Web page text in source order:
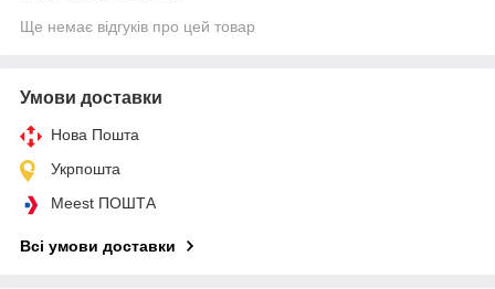
Ще немає відгуків про цей товар
Умови доставки
Нова Пошта
Укрпошта
Meest ПОШТА
Всі умови доставки